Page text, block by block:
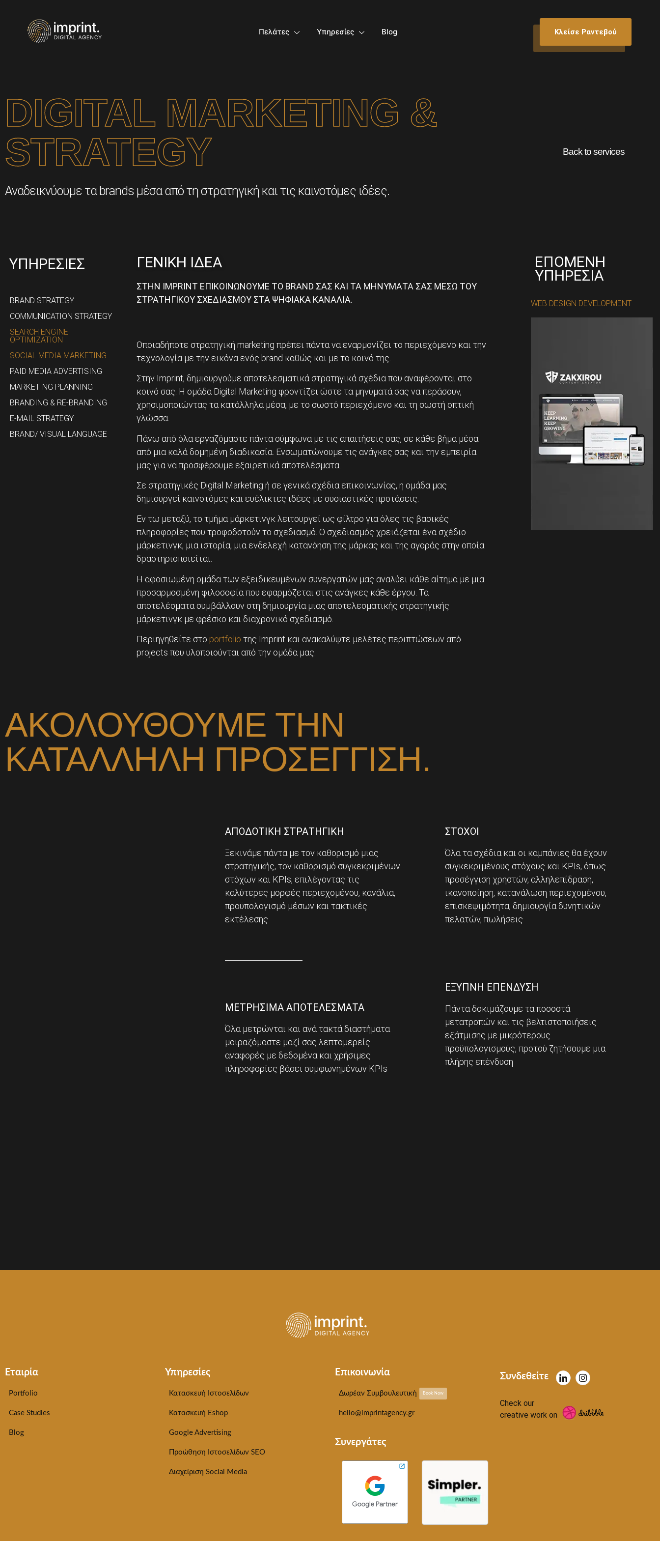
Πελάτες Υπηρεσίες Blog Κλείσε Ραντεβού
DIGITAL MARKETING &
STRATEGY
Αναδεικνύουμε τα brands μέσα από τη στρατηγική και τις καινοτόμες ιδέες.
Back to services
ΥΠΗΡΕΣΙΕΣ
BRAND STRATEGY
COMMUNICATION STRATEGY
SEARCH ENGINE
OPTIMIZATION
SOCIAL MEDIA MARKETING
PAID MEDIA ADVERTISING
MARKETING PLANNING
BRANDING & RE-BRANDING
E-MAIL STRATEGY
BRAND/ VISUAL LANGUAGE
ΓΕΝΙΚΗ ΙΔΕΑ
ΣΤΗΝ IMPRINT ΕΠΙΚΟΙΝΩΝΟΥΜΕ ΤΟ BRAND ΣΑΣ ΚΑΙ ΤΑ ΜΗΝΥΜΑΤΑ ΣΑΣ ΜΕΣΩ ΤΟΥ
ΣΤΡΑΤΗΓΙΚΟΥ ΣΧΕΔΙΑΣΜΟΥ ΣΤΑ ΨΗΦΙΑΚΑ ΚΑΝΑΛΙΑ.
Οποιαδήποτε στρατηγική marketing πρέπει πάντα να εναρμονίζει το περιεχόμενο και την
τεχνολογία με την εικόνα ενός brand καθώς και με το κοινό της.
Στην Imprint, δημιουργούμε αποτελεσματικά στρατηγικά σχέδια που αναφέρονται στο
κοινό σας. Η ομάδα Digital Marketing φροντίζει ώστε τα μηνύματά σας να περάσουν,
χρησιμοποιώντας τα κατάλληλα μέσα, με το σωστό περιεχόμενο και τη σωστή οπτική
γλώσσα.
Πάνω από όλα εργαζόμαστε πάντα σύμφωνα με τις απαιτήσεις σας, σε κάθε βήμα μέσα
από μια καλά δομημένη διαδικασία. Ενσωματώνουμε τις ανάγκες σας και την εμπειρία
μας για να προσφέρουμε εξαιρετικά αποτελέσματα.
Σε στρατηγικές Digital Marketing ή σε γενικά σχέδια επικοινωνίας, η ομάδα μας
δημιουργεί καινοτόμες και ευέλικτες ιδέες με ουσιαστικές προτάσεις.
Εν τω μεταξύ, το τμήμα μάρκετινγκ λειτουργεί ως φίλτρο για όλες τις βασικές
πληροφορίες που τροφοδοτούν το σχεδιασμό. Ο σχεδιασμός χρειάζεται ένα σχέδιο
μάρκετινγκ, μια ιστορία, μια ενδελεχή κατανόηση της μάρκας και της αγοράς στην οποία
δραστηριοποιείται.
Η αφοσιωμένη ομάδα των εξειδικευμένων συνεργατών μας αναλύει κάθε αίτημα με μια
προσαρμοσμένη φιλοσοφία που εφαρμόζεται στις ανάγκες κάθε έργου. Τα
αποτελέσματα συμβάλλουν στη δημιουργία μιας αποτελεσματικής στρατηγικής
μάρκετινγκ με φρέσκο ​​και διαχρονικό σχεδιασμό.
Περιηγηθείτε στο portfolio της Imprint και ανακαλύψτε μελέτες περιπτώσεων από
projects που υλοποιούνται από την ομάδα μας.
ΕΠΟΜΕΝΗ
ΥΠΗΡΕΣΙΑ
WEB DESIGN DEVELOPMENT
ΑΚΟΛΟΥΘΟΥΜΕ ΤΗΝ
ΚΑΤΑΛΛΗΛΗ ΠΡΟΣΕΓΓΙΣΗ.
ΑΠΟΔΟΤΙΚΗ ΣΤΡΑΤΗΓΙΚΗ
Ξεκινάμε πάντα με τον καθορισμό μιας
στρατηγικής, τον καθορισμό συγκεκριμένων
στόχων και KPIs, επιλέγοντας τις
καλύτερες μορφές περιεχομένου, κανάλια,
προϋπολογισμό μέσων και τακτικές
εκτέλεσης
ΜΕΤΡΗΣΙΜΑ ΑΠΟΤΕΛΕΣΜΑΤΑ
Όλα μετρώνται και ανά τακτά διαστήματα
μοιραζόμαστε μαζί σας λεπτομερείς
αναφορές με δεδομένα και χρήσιμες
πληροφορίες βάσει συμφωνημένων KPIs
ΣΤΟΧΟΙ
Όλα τα σχέδια και οι καμπάνιες θα έχουν
συγκεκριμένους στόχους και KPIs, όπως
προσέγγιση χρηστών, αλληλεπίδραση,
ικανοποίηση, κατανάλωση περιεχομένου,
επισκεψιμότητα, δημιουργία δυνητικών
πελατών, πωλήσεις
ΕΞΥΠΝΗ ΕΠΕΝΔΥΣΗ
Πάντα δοκιμάζουμε τα ποσοστά
μετατροπών και τις βελτιστοποιήσεις
εξάτμισης με μικρότερους
προϋπολογισμούς, προτού ζητήσουμε μια
πλήρης επένδυση
Εταιρία
Portfolio
Case Studies
Blog
Υπηρεσίες
Κατασκευή Ιστοσελίδων
Κατασκευή Eshop
Google Advertising
Προώθηση Ιστοσελίδων SEO
Διαχείριση Social Media
Επικοινωνία
Δωρέαν Συμβουλευτική Book Now
hello@imprintagency.gr
Συνεργάτες
Συνδεθείτε
Check our
creative work on